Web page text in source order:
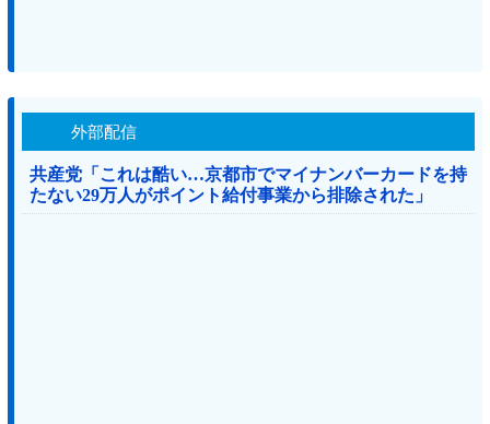
外部配信
共産党「これは酷い…京都市でマイナンバーカードを持
たない29万人がポイント給付事業から排除された」